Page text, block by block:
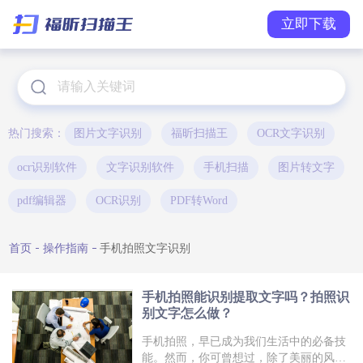
立即下载
热门搜索： 图片文字识别 福昕扫描王 OCR文字识别
ocr识别软件 文字识别软件 手机扫描 图片转文字
pdf编辑器 OCR识别 PDF转Word
首页 操作指南 手机拍照文字识别
手机拍照能识别提取文字吗？拍照识
别文字怎么做？
手机拍照，早已成为我们生活中的必备技
能。然而，你可曾想过，除了美丽的风景